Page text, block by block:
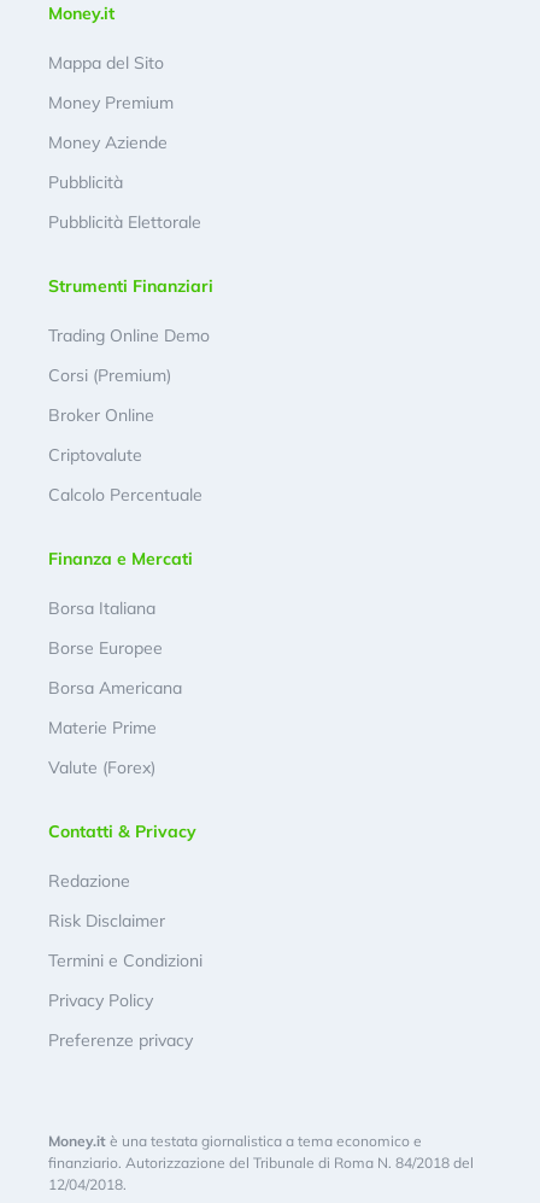
Money.it
Mappa del Sito
Money Premium
Money Aziende
Pubblicità
Pubblicità Elettorale
Strumenti Finanziari
Trading Online Demo
Corsi (Premium)
Broker Online
Criptovalute
Calcolo Percentuale
Finanza e Mercati
Borsa Italiana
Borse Europee
Borsa Americana
Materie Prime
Valute (Forex)
Contatti & Privacy
Redazione
Risk Disclaimer
Termini e Condizioni
Privacy Policy
Preferenze privacy
Money.it è una testata giornalistica a tema economico e
finanziario. Autorizzazione del Tribunale di Roma N. 84/2018 del
12/04/2018.